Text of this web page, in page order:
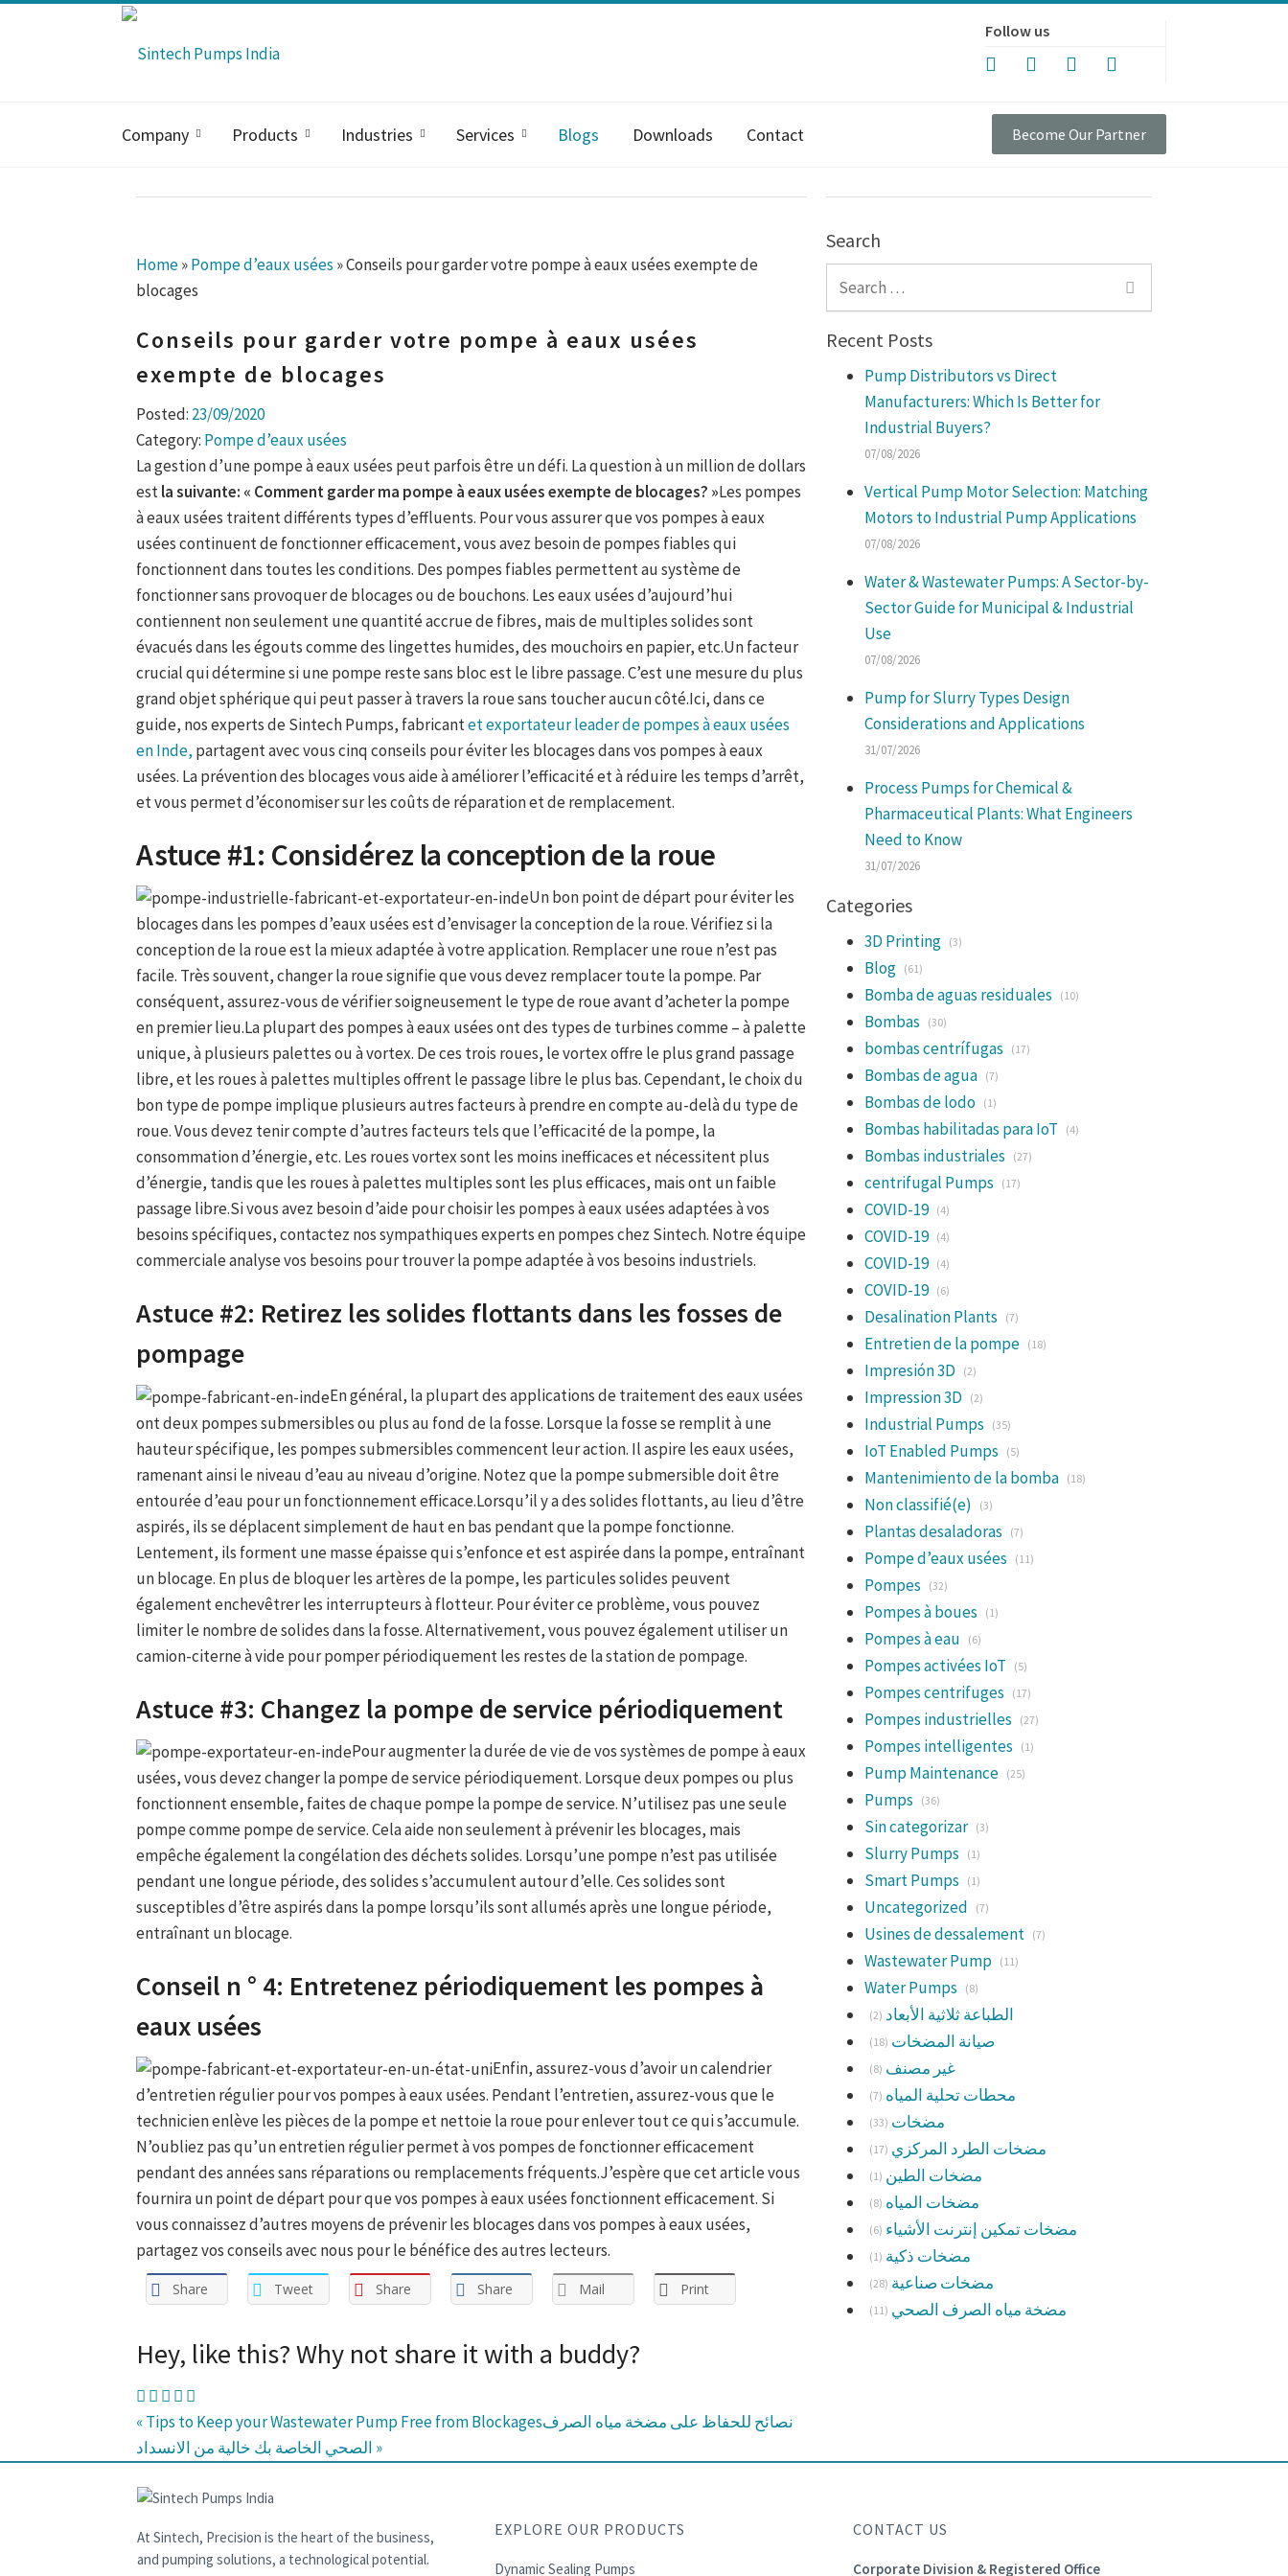
Follow us
Company Products Industries Services Blogs Downloads Contact Become Our Partner
Home»Pompe d’eaux usées »Conseils pour garder votre pompe à eaux usées exempte de
blocages
Conseils pour garder votre pompe à eaux usées
exempte de blocages
Posted: 23/09/2020
Category: Pompe d’eaux usées
La gestion d’une pompe à eaux usées peut parfois être un défi. La question à un million de dollars
estla suivante: « Comment garder ma pompe à eaux usées exempte de blocages? »Les pompes
à eaux usées traitent différents types d’effluents. Pour vous assurer que vos pompes à eaux
usées continuent de fonctionner efficacement, vous avez besoin de pompes fiables qui
fonctionnent dans toutes les conditions. Des pompes fiables permettent au système de
fonctionner sans provoquer de blocages ou de bouchons. Les eaux usées d’aujourd’hui
contiennent non seulement une quantité accrue de fibres, mais de multiples solides sont
évacués dans les égouts comme des lingettes humides, des mouchoirs en papier, etc.Un facteur
crucial qui détermine si une pompe reste sans bloc est le libre passage. C’est une mesure du plus
grand objet sphérique qui peut passer à travers la roue sans toucher aucun côté.Ici, dans ce
guide, nos experts de Sintech Pumps, fabricantet exportateur leader de pompes à eaux usées
en Inde, partagent avec vous cinq conseils pour éviter les blocages dans vos pompes à eaux
usées. La prévention des blocages vous aide à améliorer l’efficacité et à réduire les temps d’arrêt,
et vous permet d’économiser sur les coûts de réparation et de remplacement.
Astuce #1: Considérez la conception de la roue
Un bon point de départ pour éviter les
blocages dans les pompes d’eaux usées est d’envisager la conception de la roue. Vérifiez si la
conception de la roue est la mieux adaptée à votre application. Remplacer une roue n’est pas
facile. Très souvent, changer la roue signifie que vous devez remplacer toute la pompe. Par
conséquent, assurez-vous de vérifier soigneusement le type de roue avant d’acheter la pompe
en premier lieu.La plupart des pompes à eaux usées ont des types de turbines comme – à palette
unique, à plusieurs palettes ou à vortex. De ces trois roues, le vortex offre le plus grand passage
libre, et les roues à palettes multiples offrent le passage libre le plus bas. Cependant, le choix du
bon type de pompe implique plusieurs autres facteurs à prendre en compte au-delà du type de
roue. Vous devez tenir compte d’autres facteurs tels que l’efficacité de la pompe, la
consommation d’énergie, etc. Les roues vortex sont les moins inefficaces et nécessitent plus
d’énergie, tandis que les roues à palettes multiples sont les plus efficaces, mais ont un faible
passage libre.Si vous avez besoin d’aide pour choisir les pompes à eaux usées adaptées à vos
besoins spécifiques, contactez nos sympathiques experts en pompes chez Sintech. Notre équipe
commerciale analyse vos besoins pour trouver la pompe adaptée à vos besoins industriels.
Astuce #2: Retirez les solides flottants dans les fosses de
pompage
En général, la plupart des applications de traitement des eaux usées
ont deux pompes submersibles ou plus au fond de la fosse. Lorsque la fosse se remplit à une
hauteur spécifique, les pompes submersibles commencent leur action. Il aspire les eaux usées,
ramenant ainsi le niveau d’eau au niveau d’origine. Notez que la pompe submersible doit être
entourée d’eau pour un fonctionnement efficace.Lorsqu’il y a des solides flottants, au lieu d’être
aspirés, ils se déplacent simplement de haut en bas pendant que la pompe fonctionne.
Lentement, ils forment une masse épaisse qui s’enfonce et est aspirée dans la pompe, entraînant
un blocage. En plus de bloquer les artères de la pompe, les particules solides peuvent
également enchevêtrer les interrupteurs à flotteur. Pour éviter ce problème, vous pouvez
limiter le nombre de solides dans la fosse. Alternativement, vous pouvez également utiliser un
camion-citerne à vide pour pomper périodiquement les restes de la station de pompage.
Astuce #3: Changez la pompe de service périodiquement
Pour augmenter la durée de vie de vos systèmes de pompe à eaux
usées, vous devez changer la pompe de service périodiquement. Lorsque deux pompes ou plus
fonctionnent ensemble, faites de chaque pompe la pompe de service. N’utilisez pas une seule
pompe comme pompe de service. Cela aide non seulement à prévenir les blocages, mais
empêche également la congélation des déchets solides. Lorsqu’une pompe n’est pas utilisée
pendant une longue période, des solides s’accumulent autour d’elle. Ces solides sont
susceptibles d’être aspirés dans la pompe lorsqu’ils sont allumés après une longue période,
entraînant un blocage.
Conseil n ° 4: Entretenez périodiquement les pompes à
eaux usées
Enfin, assurez-vous d’avoir un calendrier
d’entretien régulier pour vos pompes à eaux usées. Pendant l’entretien, assurez-vous que le
technicien enlève les pièces de la pompe et nettoie la roue pour enlever tout ce qui s’accumule.
N’oubliez pas qu’un entretien régulier permet à vos pompes de fonctionner efficacement
pendant des années sans réparations ou remplacements fréquents.J’espère que cet article vous
fournira un point de départ pour que vos pompes à eaux usées fonctionnent efficacement. Si
vous connaissez d’autres moyens de prévenir les blocages dans vos pompes à eaux usées,
partagez vos conseils avec nous pour le bénéfice des autres lecteurs.
Share Tweet Share Share Mail Print
Hey, like this? Why not share it with a buddy?
« Tips to Keep your Wastewater Pump Free from Blockagesنصائح للحفاظ على مضخة مياه الصرف
الصحي الخاصة بك خالية من الانسداد »
Search
Search for:
Recent Posts
Pump Distributors vs Direct
Manufacturers: Which Is Better for
Industrial Buyers?
07/08/2026
Vertical Pump Motor Selection: Matching
Motors to Industrial Pump Applications
07/08/2026
Water & Wastewater Pumps: A Sector-by-
Sector Guide for Municipal & Industrial
Use
07/08/2026
Pump for Slurry Types Design
Considerations and Applications
31/07/2026
Process Pumps for Chemical &
Pharmaceutical Plants: What Engineers
Need to Know
31/07/2026
Categories
3D Printing (3)
Blog (61)
Bomba de aguas residuales (10)
Bombas (30)
bombas centrífugas (17)
Bombas de agua (7)
Bombas de lodo (1)
Bombas habilitadas para IoT (4)
Bombas industriales (27)
centrifugal Pumps (17)
COVID-19 (4)
COVID-19 (4)
COVID-19 (4)
COVID-19 (6)
Desalination Plants (7)
Entretien de la pompe (18)
Impresión 3D (2)
Impression 3D (2)
Industrial Pumps (35)
IoT Enabled Pumps (5)
Mantenimiento de la bomba (18)
Non classifié(e) (3)
Plantas desaladoras (7)
Pompe d’eaux usées (11)
Pompes (32)
Pompes à boues (1)
Pompes à eau (6)
Pompes activées IoT (5)
Pompes centrifuges (17)
Pompes industrielles (27)
Pompes intelligentes (1)
Pump Maintenance (25)
Pumps (36)
Sin categorizar (3)
Slurry Pumps (1)
Smart Pumps (1)
Uncategorized (7)
Usines de dessalement (7)
Wastewater Pump (11)
Water Pumps (8)
الطباعة ثلاثية الأبعاد (2)
صيانة المضخات (18)
غير مصنف (8)
محطات تحلية المياه (7)
مضخات (33)
مضخات الطرد المركزي (17)
مضخات الطين (1)
مضخات المياه (8)
مضخات تمكين إنترنت الأشياء (6)
مضخات ذكية (1)
مضخات صناعية (28)
مضخة مياه الصرف الصحي (11)
At Sintech, Precision is the heart of the business,
and pumping solutions, a technological potential.
EXPLORE OUR PRODUCTS
Dynamic Sealing Pumps
CONTACT US
Corporate Division & Registered Office